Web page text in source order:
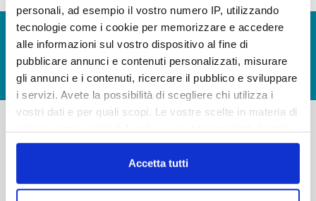
personali, ad esempio il vostro numero IP, utilizzando
tecnologie come i cookie per memorizzare e accedere
alle informazioni sul vostro dispositivo al fine di
pubblicare annunci e contenuti personalizzati, misurare
gli annunci e i contenuti, ricercare il pubblico e sviluppare
i servizi. Avete la possibilità di scegliere chi utilizza i
vostri dati e per quali scopi. Le vostre scelte in materia di
in cui avete effettuato le vostre scelte. È possibile
modificare o revocare il proprio consenso in qualsiasi
momento dalla Dichiarazione sui cookie o facendo clic
Accetta tutti
© Copyright 2017 - 2026
GLOSSARIO
GIUDICA IL SERVIZIO
LAVORA CON NOI
Via Villamagna 90/c -
-